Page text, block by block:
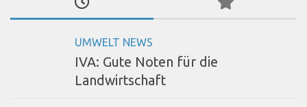
UMWELT NEWS
IVA: Gute Noten für die
Landwirtschaft